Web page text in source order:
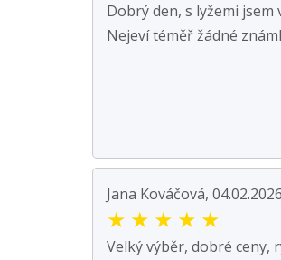
Dobrý den, s lyžemi jsem
Nejeví téměř žádné
Jana Kováčová, 04.02.2026
★ ★ ★ ★ ★
Velký výběr, dobré ceny,